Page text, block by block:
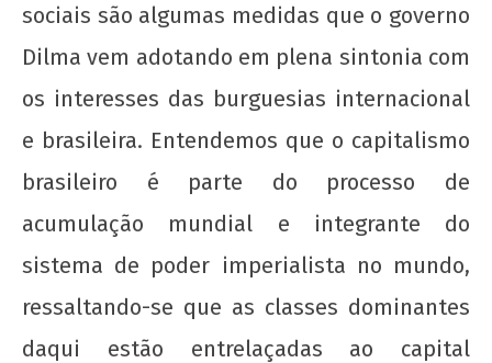
sociais são algumas medidas que o governo
Dilma vem adotando em plena sintonia com
os interesses das burguesias internacional
e brasileira. Entendemos que o capitalismo
brasileiro é parte do processo de
acumulação mundial e integrante do
sistema de poder imperialista no mundo,
ressaltando-se que as classes dominantes
daqui estão entrelaçadas ao capital